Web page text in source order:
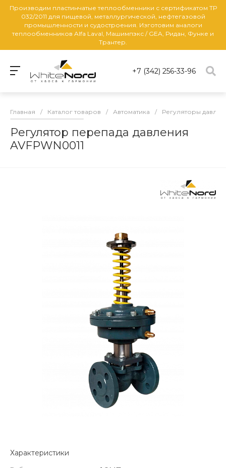
Производим пластинчатые теплообменники с сертификатом ТР
032/2011 для пищевой, металлургической, нефтегазовой
промышленности и судостроения. Изготовим аналоги
теплообменников Alfa Laval, Машимпэкс / GEA, Ридан, Функе и
Трантер.
+7 (342) 256-33-96
Главная / Каталог товаров / Автоматика / Регуляторы
Регулятор перепада давления
AVFPWN0011
Характеристики